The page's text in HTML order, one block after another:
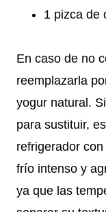
1 pizca de
En caso de no
reemplazarla
yogur natural.
para sustituir,
refrigerador
frío intenso y
ya que las